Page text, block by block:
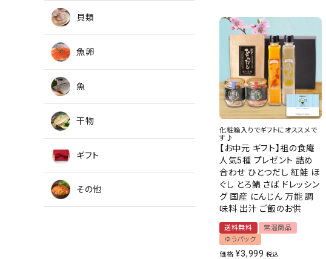
貝類
魚卵
魚
干物
ギフト
その他
化粧箱入りでギフトにオススメで
す♪
【お中元 ギフト】祖の食庵
人気5種 プレゼント 詰め
合わせ ひとつだし 紅鮭 ほ
ぐし とろ鯖 さば ドレッシン
グ 国産 にんじん 万能 調
味料 出汁 ご飯のお供
送料無料
常温商品
ゆうパック
価格 ¥3,999 税込